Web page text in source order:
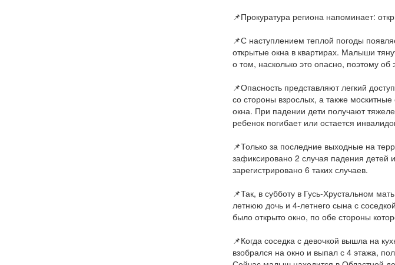
📌Прокуратура региона напоминает:
📌С наступлением теплой погоды
открытые окна в квартирах. Малыши
о том, насколько это опасно, поэтому
📌Опасность представляют легкий
со стороны взрослых, а также
окна. При падении дети получают
ребенок погибает или остается
📌Только за последние выходные на
зафиксировано 2 случая падения детей
зарегистрировано 6 таких случаев.
📌Так, в субботу в Гусь-Хрустальном
летнюю дочь и 4-летнего сына с
было открыто окно, по обе стороны
📌Когда соседка с девочкой вышла на
взобрался на окно и выпал с 4 этажа,